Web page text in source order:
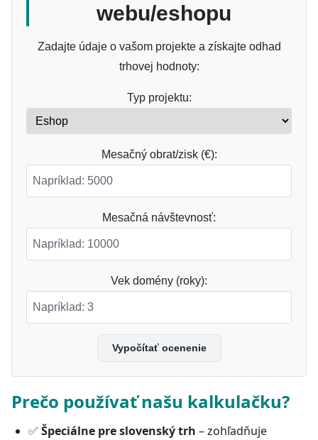
webu/eshopu
Zadajte údaje o vašom projekte a získajte odhad
trhovej hodnoty:
Typ projektu:
Mesačný obrat/zisk (€):
Mesačná návštevnosť:
Vek domény (roky):
Vypočítať ocenenie
Prečo používať našu kalkulačku?
✅ Špeciálne pre slovenský trh – zohľadňuje